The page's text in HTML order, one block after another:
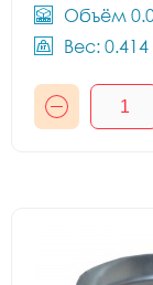
Объём
Вес: 0.414